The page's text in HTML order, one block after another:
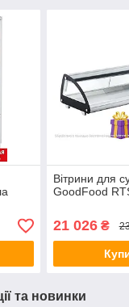
Вітрини для
GoodFood
21 026₴
та новинки